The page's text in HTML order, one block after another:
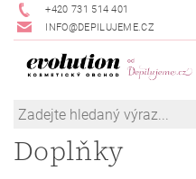
+420 731 514 401
INFO@DEPILUJEME.CZ
Doplňky